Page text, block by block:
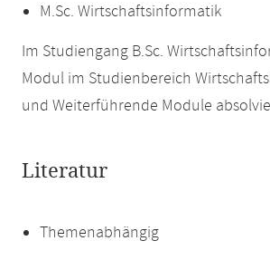
M.Sc. Wirtschaftsinformatik
Im Studiengang B.Sc.
Modul im Studienbereich
und Weiterführende Module
Literatur
Themenabhängig